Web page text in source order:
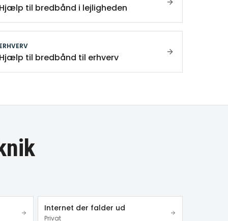
Hjælp til bredbånd i lejligheden
ERHVERV
Hjælp til bredbånd til erhverv
Internet der falder ud
Privat